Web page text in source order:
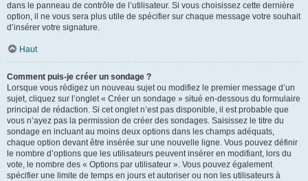
dans le panneau de contrôle de l’utilisateur. Si vous choisissez cette dernière
option, il ne vous sera plus utile de spécifier sur chaque message votre souhait
d’insérer votre signature.
Haut
Comment puis-je créer un sondage ?
Lorsque vous rédigez un nouveau sujet ou modifiez le premier message d’un
sujet, cliquez sur l’onglet « Créer un sondage » situé en-dessous du formulaire
principal de rédaction. Si cet onglet n’est pas disponible, il est probable que
vous n’ayez pas la permission de créer des sondages. Saisissez le titre du
sondage en incluant au moins deux options dans les champs adéquats,
chaque option devant être insérée sur une nouvelle ligne. Vous pouvez définir
le nombre d’options que les utilisateurs peuvent insérer en modifiant, lors du
vote, le nombre des « Options par utilisateur ». Vous pouvez également
spécifier une limite de temps en jours et autoriser ou non les utilisateurs à